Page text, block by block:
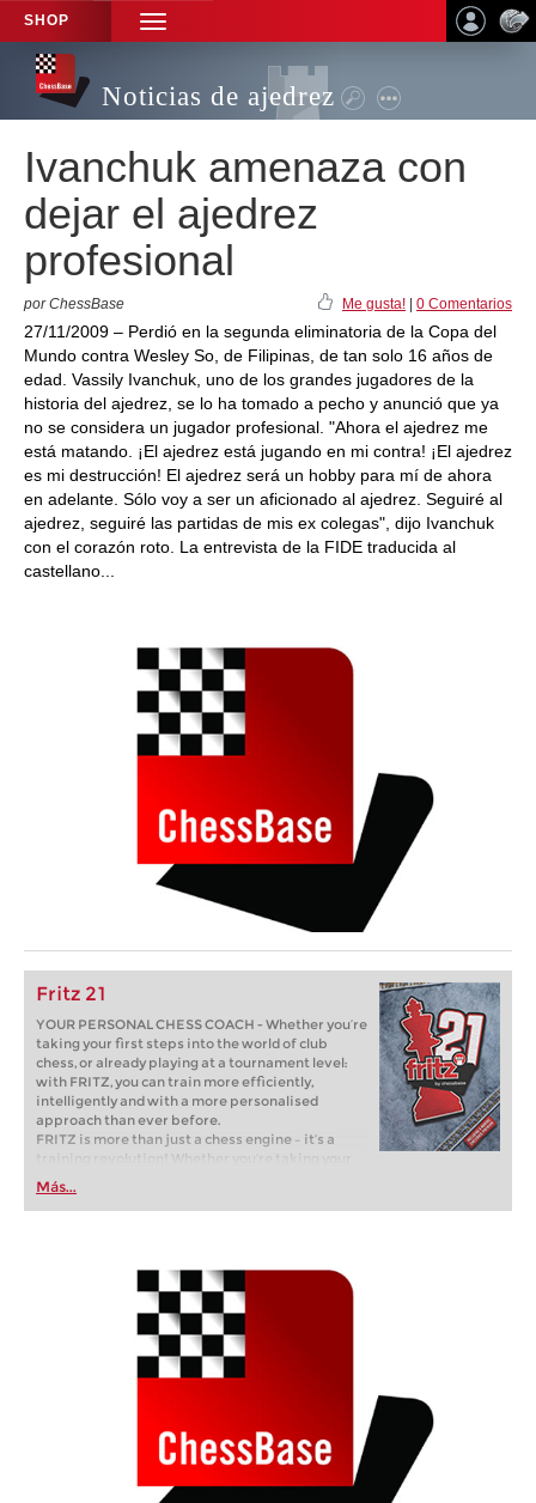
SHOP
TOGGLE
NAVIGATION
Noticias de ajedrez
Ivanchuk amenaza con
dejar el ajedrez
profesional
por ChessBase Me gusta! 0 Comentarios
27/11/2009 – Perdió en la segunda eliminatoria de la Copa del
Mundo contra Wesley So, de Filipinas, de tan solo 16 años de
edad. Vassily Ivanchuk, uno de los grandes jugadores de la
historia del ajedrez, se lo ha tomado a pecho y anunció que ya
no se considera un jugador profesional. "Ahora el ajedrez me
está matando. ¡El ajedrez está jugando en mi contra! ¡El ajedrez
es mi destrucción! El ajedrez será un hobby para mí de ahora
en adelante. Sólo voy a ser un aficionado al ajedrez. Seguiré al
ajedrez, seguiré las partidas de mis ex colegas", dijo Ivanchuk
con el corazón roto. La entrevista de la FIDE traducida al
castellano...
Fritz 21
YOUR PERSONAL CHESS COACH - Whether you’re
taking your first steps into the world of club
chess, or already playing at a tournament level:
with FRITZ, you can train more efficiently,
intelligently and with a more personalised
approach than ever before.
FRITZ is more than just a chess engine – it’s a
training revolution! Whether you’re taking your
first steps into the world of club chess, or already
playing at a tournament level: with FRITZ, you can
train more efficiently, intelligently and with a
Más...